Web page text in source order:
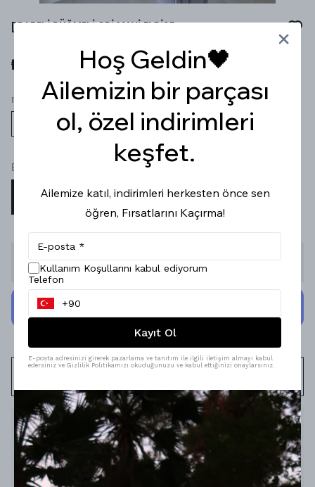
DRAPELİ DÜĞMELİ GRİ MAXİ ELBİSE
₺ 1,899.99
renk
Beden
M L
Stoğa Gelince Haber Ver
Ürün Açıklaması
Model Ölçüleri : 167cm/53kg
Modelin Beden : S beden
Ürün İçeriği : -
Ürün Boyu : 150 cm
Hoş Geldin🖤
Ailemizin bir parçası
ol, özel indirimleri
keşfet.
Ailemize katıl, indirimleri herkesten önce sen
öğren, Fırsatlarını Kaçırma!
Kullanım Koşullarını kabul ediyorum
Telefon
Kayıt Ol
E-posta adresinizi girerek pazarlama ve tanıtım ile ilgili iletişim almayı kabul
edersiniz ve Gizlilik Politikamızı okuduğunuzu ve kabul ettiğinizi onaylarsınız.